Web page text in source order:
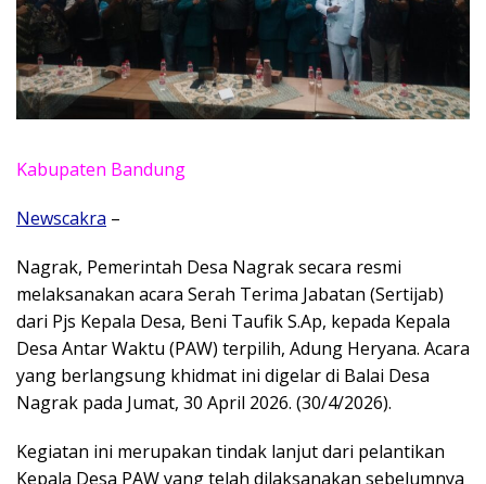
Kabupaten Bandung
Newscakra –
Nagrak, Pemerintah Desa Nagrak secara resmi
melaksanakan acara Serah Terima Jabatan (Sertijab)
dari Pjs Kepala Desa, Beni Taufik S.Ap, kepada Kepala
Desa Antar Waktu (PAW) terpilih, Adung Heryana. Acara
yang berlangsung khidmat ini digelar di Balai Desa
Nagrak pada Jumat, 30 April 2026. (30/4/2026).
Kegiatan ini merupakan tindak lanjut dari pelantikan
Kepala Desa PAW yang telah dilaksanakan sebelumnya